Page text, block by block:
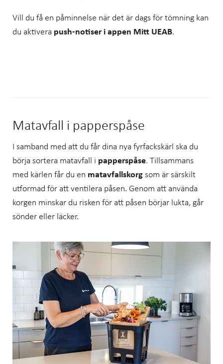
Vill du få en påminnelse när det är dags för tömning kan
du aktivera push-notiser i appen Mitt UEAB.
Matavfall i papperspåse
I samband med att du får dina nya fyrfackskärl ska du
börja sortera matavfall i papperspåse. Tillsammans
med kärlen får du en matavfallskorg som är särskilt
utformad för att ventilera påsen. Genom att använda
korgen minskar du risken för att påsen börjar lukta, går
sönder eller läcker.